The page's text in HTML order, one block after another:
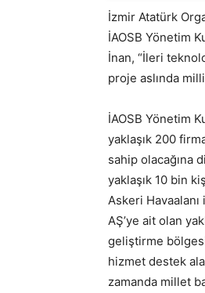
İzmir Atatürk
İAOSB Yönetim
İnan, “İleri
proje aslında
İAOSB Yönetim
yaklaşık 200
sahip olacağına
yaklaşık 10 bin
Askeri
AŞ’ye ait olan
geliştirme
hizmet destek
zamanda millet